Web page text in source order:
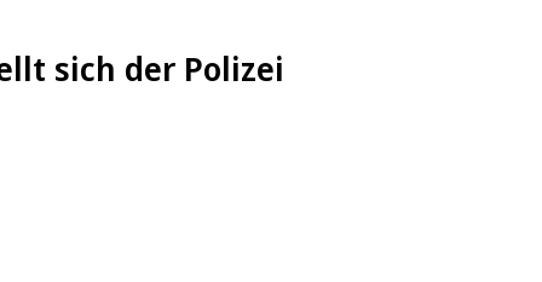
sich der Polizei